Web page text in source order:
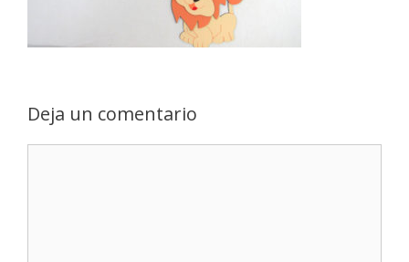
Deja un comentario